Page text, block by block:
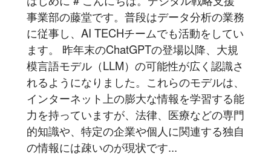
事業部の藤堂です。普段はデータ分析の業務
に従事し、AI TECHチームでも活動をしてい
ます。 昨年末のChatGPTの登場以降、大規
模言語モデル（LLM）の可能性が広く認識さ
れるようになりました。これらのモデルは、
インターネット上の膨大な情報を学習する能
力を持っていますが、法律、医療などの専門
的知識や、特定の企業や個人に関連する独自
の情報には疎いのが現状です...